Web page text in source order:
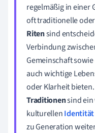
regelmäßig in einer
oft traditionelle
Ritensind
Verbindung
Gemeinschaft
auch wichtige
oder Klarheit
Traditionensind ein
kulturellenIdentität
zu Generation